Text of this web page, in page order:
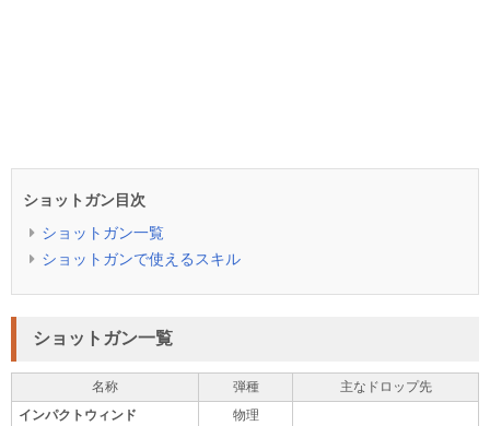
ショットガン目次
ショットガン一覧
ショットガンで使えるスキル
ショットガン一覧
名称 弾種
主なドロップ先
インパクトウィンド
物理